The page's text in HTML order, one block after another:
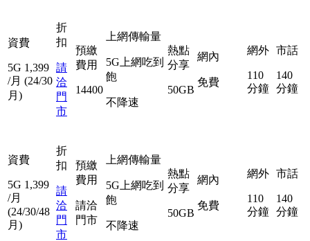
資費
5G 1,399
/月 (24/30
月)
折
扣
請
洽
門
市
預繳
費用
14400
上網傳輸量
5G上網吃到
飽
不降速
熱點
分享
50GB
網內
免費
網外
110
分鐘
市話
140
分鐘
資費
5G 1,399
/月
(24/30/48
月)
折
扣
請
洽
門
市
預繳
費用
請洽
門市
上網傳輸量
5G上網吃到
飽
不降速
熱點
分享
50GB
網內
免費
網外
110
分鐘
市話
140
分鐘